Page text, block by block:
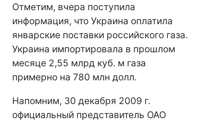
Отметим, вчера поступила
информация, что Украина оплатила
январские поставки российского газа.
Украина импортировала в прошлом
месяце 2,55 млрд куб. м газа
примерно на 780 млн долл.
Напомним, 30 декабря 2009 г.
официальный представитель ОАО